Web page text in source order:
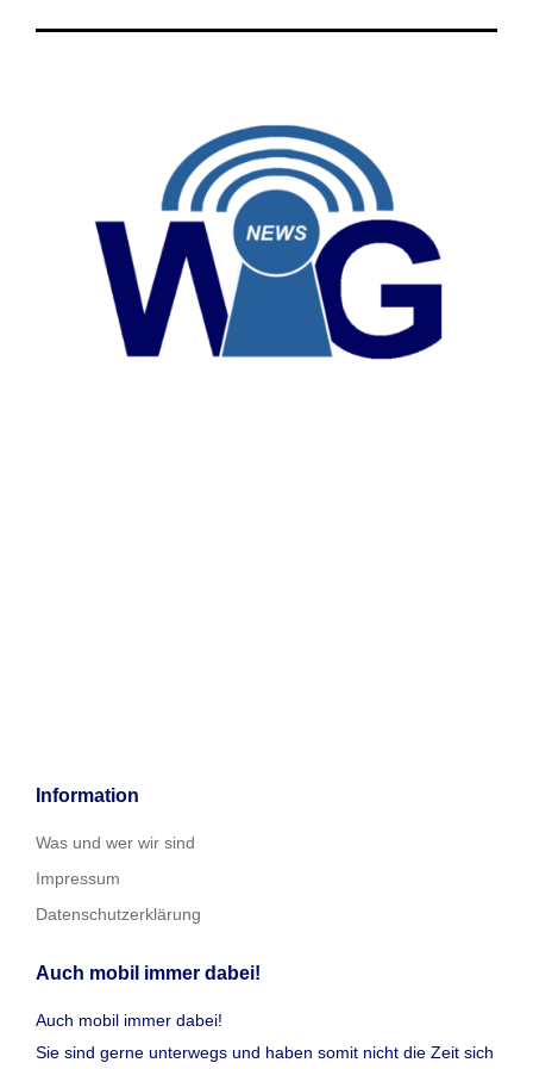
Information
Was und wer wir sind
Impressum
Datenschutzerklärung
Auch mobil immer dabei!
Auch mobil immer dabei!
Sie sind gerne unterwegs und haben somit nicht die Zeit sich